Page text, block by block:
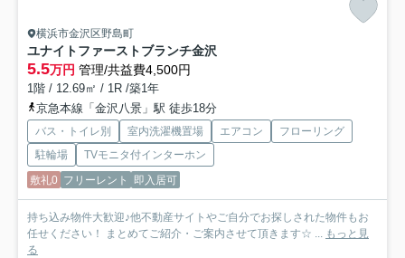
横浜市金沢区野島町
ユナイトファーストブランチ金沢
5.5万円 管理/共益費4,500円
1階 / 12.69㎡ / 1R /築1年
京急本線「金沢八景」駅 徒歩18分
バス・トイレ別 室内洗濯機置場 エアコン
フローリング
駐輪場
TVモニタ付インターホン
敷礼0 フリーレント 即入居可
持ち込み物件大歓迎♪他不動産サイトやご自分でお探しされた物件もお
任せください！ まとめてご紹介・ご案内させて頂きます☆ ...
もっと見
る